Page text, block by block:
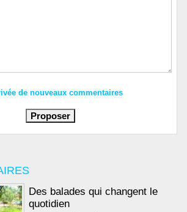
Des balades qui changent le
quotidien
de nouveaux commentaires